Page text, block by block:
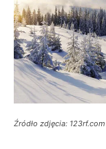
Źródło zdjęcia: 123rf.com